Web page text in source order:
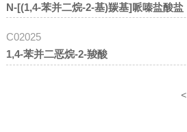
N-[(1,4-苯并二烷-2-基)羰基]哌嗪盐酸盐
C02025
1,4-苯并二恶烷-2-羧酸
<